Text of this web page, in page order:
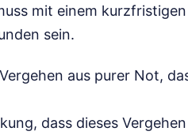
mit einem
sein.
aus purer Not,
dass dieses